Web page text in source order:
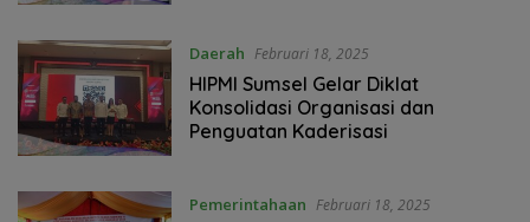
Daerah Februari 18, 2025
HIPMI Sumsel Gelar Diklat
Konsolidasi Organisasi dan
Penguatan Kaderisasi
Pemerintahaan Februari 18, 2025